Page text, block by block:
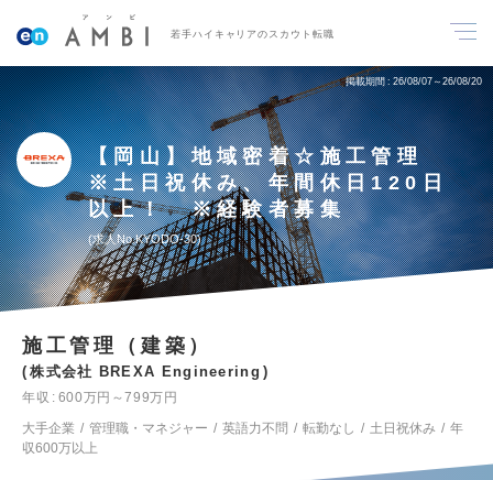
若手ハイキャリアのスカウト転職
掲載期間 26/08/07～26/08/20
【岡山】地域密着☆施工管理
※土日祝休み、年間休日120日
以上！ ※経験者募集
求人No.KYODO-30
施工管理（建築）
株式会社 BREXA Engineering
年収
600万円～799万円
大手企業
管理職・マネジャー 英語力不問 転勤なし 土日祝休み
年
収600万以上